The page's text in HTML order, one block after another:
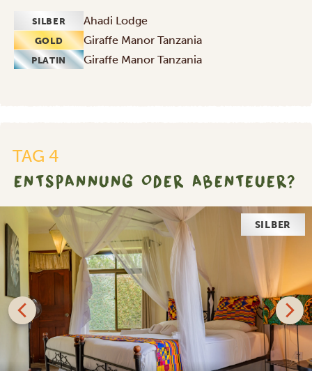
SILBER Ahadi Lodge
GOLD Giraffe Manor Tanzania
PLATIN Giraffe Manor Tanzania
TAG 4
ENTSPANNUNG ODER ABENTEUER?
GOLD